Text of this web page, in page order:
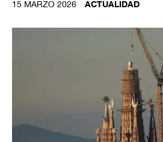
15 MARZO 2026 ACTUALIDAD